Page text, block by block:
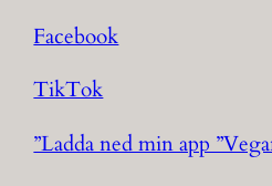
Facebook
TikTok
”Ladda ned min app